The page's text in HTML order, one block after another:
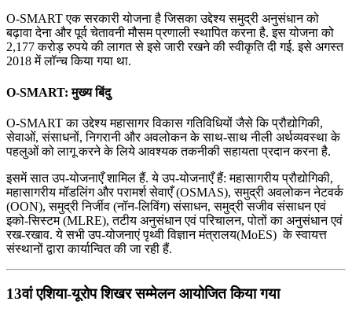
O-SMART एक सरकारी योजना है जिसका उद्देश्य समुद्री अनुसंधान को
बढ़ावा देना और पूर्व चेतावनी मौसम प्रणाली स्थापित करना है. इस योजना को
2,177 करोड़ रुपये की लागत से इसे जारी रखने की स्वीकृति दी गई. इसे अगस्त
2018 में लॉन्च किया गया था.
O-SMART: मुख्य बिंदु
O-SMART का उद्देश्य महासागर विकास गतिविधियों जैसे कि प्रौद्योगिकी,
सेवाओं, संसाधनों, निगरानी और अवलोकन के साथ-साथ नीली अर्थव्यवस्था के
पहलुओं को लागू करने के लिये आवश्यक तकनीकी सहायता प्रदान करना है.
इसमें सात उप-योजनाएँ शामिल हैं. ये उप-योजनाएँ हैं: महासागरीय प्रौद्योगिकी,
महासागरीय मॉडलिंग और परामर्श सेवाएँ (OSMAS), समुद्री अवलोकन नेटवर्क
(OON), समुद्री निर्जीव (नॉन-लिविंग) संसाधन, समुद्री सजीव संसाधन एवं
इको-सिस्टम (MLRE), तटीय अनुसंधान एवं परिचालन, पोतों का अनुसंधान एवं
रख-रखाव. ये सभी उप-योजनाएं पृथ्वी विज्ञान मंत्रालय(MoES) के स्वायत्त
संस्थानों द्वारा कार्यान्वित की जा रही हैं.
13वां एशिया-यूरोप शिखर सम्मेलन आयोजित किया गया